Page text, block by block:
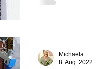
Michaela
8. Aug. 2022